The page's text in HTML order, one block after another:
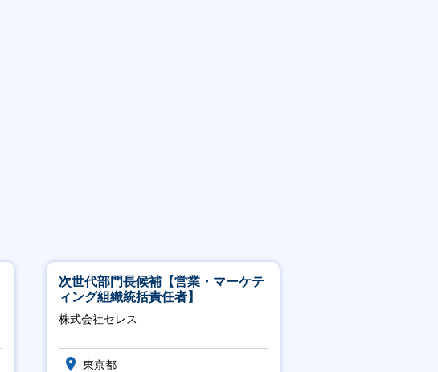
次世代部門長候補【営業・マーケテ
ィング組織統括責任者】
株式会社セレス
東京都